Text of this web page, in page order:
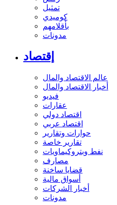
تمثيل
كوميدي
بأقلامهم
مدونات
إقتصاد
عالم الاقتصاد والمال
أخبار الاقتصاد والمال
فيديو
عقارات
اقتصاد دولي
اقتصاد عربي
حوارات وتقارير
تقارير خاصة
نفط وبتروكيماويات
مصارف
قضايا ساخنة
أسواق مالية
أخبار الشركات
مدونات